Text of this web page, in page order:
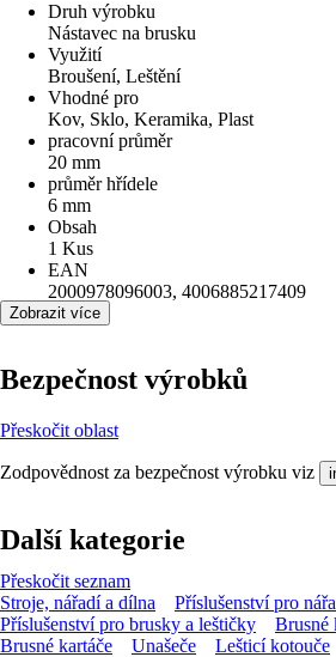
Druh výrobku
Nástavec na brusku
Využití
Broušení, Leštění
Vhodné pro
Kov, Sklo, Keramika, Plast
pracovní průměr
20 mm
průměr hřídele
6 mm
Obsah
1 Kus
EAN
2000978096003, 4006885217409
Zobrazit více
Bezpečnost výrobků
Přeskočit oblast
Zodpovědnost za bezpečnost výrobku viz
Další kategorie
Přeskočit seznam
Stroje, nářadí a dílna
Příslušenství pro
Příslušenství pro brusky a leštičky
Brusné
Brusné kartáče
Unašeče Lešticí kotouče